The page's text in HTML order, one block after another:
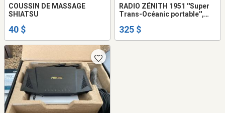
COUSSIN DE MASSAGE
SHIATSU
40 $
RADIO ZÉNITH 1951 ''Super
Trans-Océanic portable'',
H500.
325 $